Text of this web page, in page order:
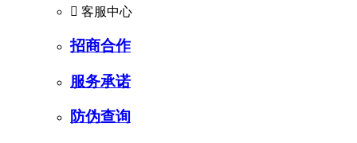
 客服中心
招商合作
服务承诺
防伪查询